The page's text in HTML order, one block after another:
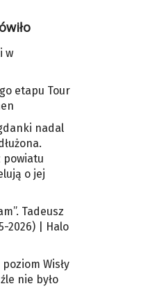
w
etapu Tour
nadal
powiatu
o jej
Tadeusz
2026) | Halo
Wisły
nie było